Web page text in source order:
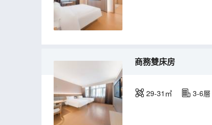
商務雙床房
29-31㎡ 3-6層